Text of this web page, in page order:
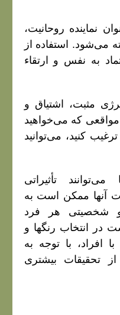
نماینده روحانیت،
می‌شود. استفاده از
به نفس و ارتقاء
مثبت، اشتیاق و
که می‌خواهید
کنید، می‌توانید
تأثیراتی
آنها ممکن است به
و شخصیتی هر فرد
در انتخاب رنگها و
افراد، با توجه به
تحقیقات بیشتری